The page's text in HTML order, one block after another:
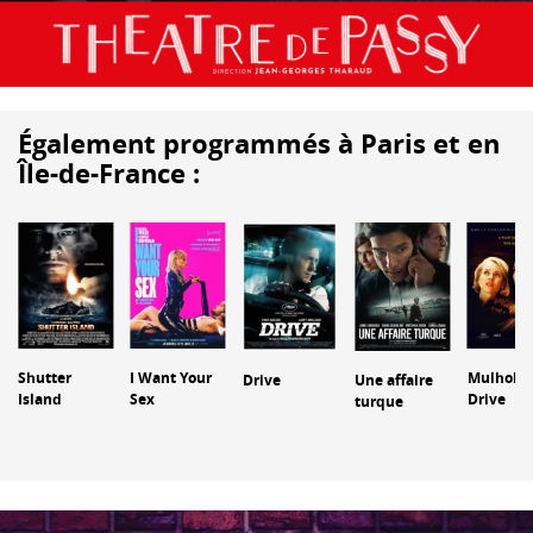
Également programmés à Paris et en
Île-de-France :
Shutter
Island
I Want Your
Sex
Drive
Une affaire
turque
Drive